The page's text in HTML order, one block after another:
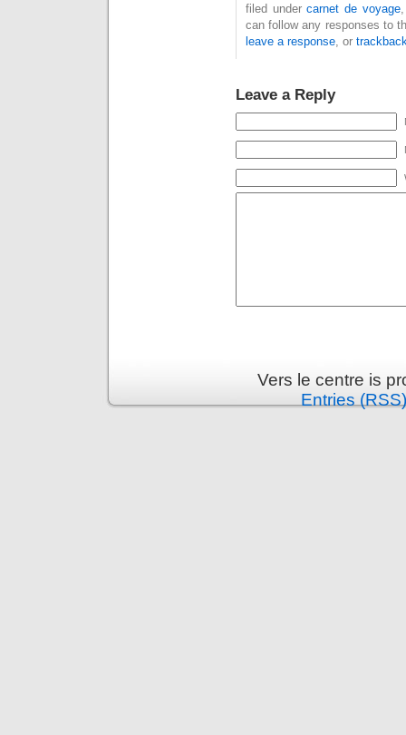
filed undercarnet de voyage
can follow any responses to
leave a response , or
Leave a Reply
Vers le centre is
Entries (RSS)